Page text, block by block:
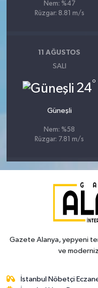
Nem: %47
Rüzgar: 8.81 m/s
11 AĞUSTOS
SALI
24°
Güneşli
Nem: %58
Rüzgar: 7.81 m/s
Gazete Alanya, yepyeni
ve
İstanbul Nöbetçi